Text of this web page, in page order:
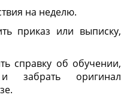
на неделю.
приказ или выписку,
справку об обучении,
забрать оригинал